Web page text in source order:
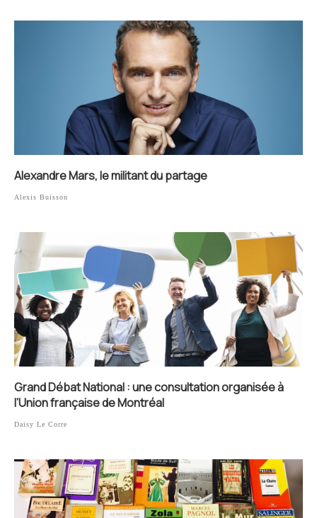
Alexandre Mars, le militant du partage
Alexis Buisson
Grand Débat National : une consultation organisée à
l’Union française de Montréal
Daisy Le Corre